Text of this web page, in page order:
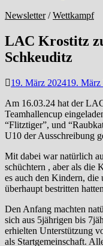
Newsletter/Wettkampf
LAC Krostitz
Schkeuditz
19. März 202419. März
Am 16.03.24 hat der
Teamhallencup
“Flitztiger”, und
U10 der Ausschreibung
Mit dabei war natürlich
schüchtern , aber als die
es auch den Kindern, die
überhaupt bestritten
Den Anfang machten
sich aus 5jährigen bis
erhielten Unterstützung
als Startgemeinschaft.